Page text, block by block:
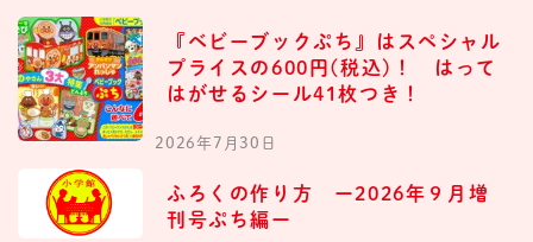
『ベビーブックぷち』はスペシャル
プライスの600円(税込)！ はって
はがせるシール41枚つき！
2026年7月30日
ふろくの作り方 ー2026年９月増
刊号ぷち編ー